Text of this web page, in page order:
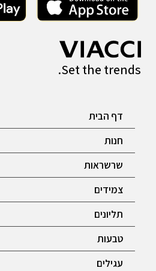
Set the trends.
דף הבית
חנות
שרשראות
צמידים
תליונים
טבעות
עגילים